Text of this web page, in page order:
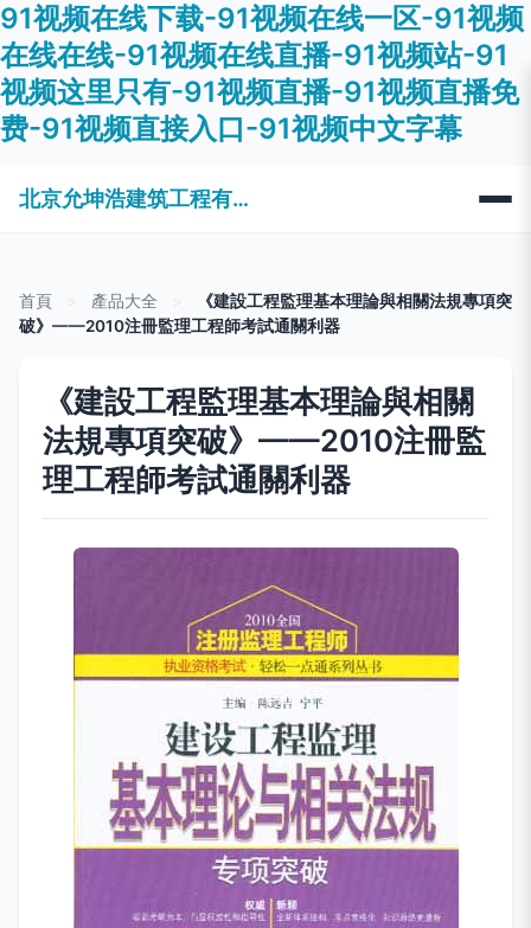
91视频在线下载-91视频在线一区-91视频
在线在线-91视频在线直播-91视频站-91
视频这里只有-91视频直播-91视频直播免
费-91视频直接入口-91视频中文字幕
北京允坤浩建筑工程有限公司
首頁 產品大全
《建設工程監理基本理論與相關法規專項突
破》——2010注冊監理工程師考試通關利器
《建設工程監理基本理論與相關
法規專項突破》——2010注冊監
理工程師考試通關利器